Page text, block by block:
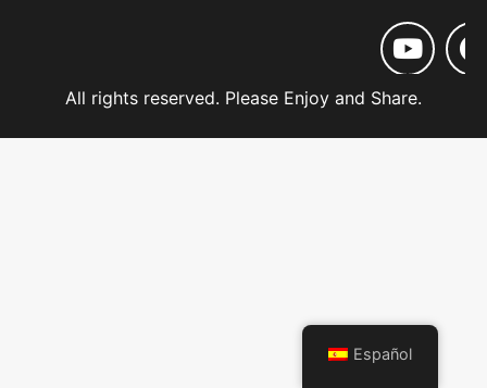
All rights reserved. Please Enjoy and Share.
Español